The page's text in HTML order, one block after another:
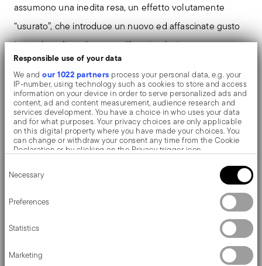
Responsible use of your data
We andour 1022 partners process your personal data, e.g. your
IP-number, using technology such as cookies to store and access
information on your device in order to serve personalized ads and
content, ad and content measurement, audience research and
services development. You have a choice in who uses your data
and for what purposes. Your privacy choices are only applicable
on this digital property where you have made your choices. You
can change or withdraw your consent any time from the Cookie
Declaration or by clicking on the Privacy trigger icon.
Collect information about your geographical location
Identify your device by actively scanning it for specific
characteristics (fingerprinting)
Find out more about how your personal data is processed and set
your preferences in the
We use cookies to personalise content and ads, to provide social
media features and to analyse our traffic. We also share
Selection
Necessary
Preferences
Statistics
Marketing
assumono una inedita resa, un effetto volutamente
“usurato”, che introduce un nuovo ed affascinate gusto
in tavola e di tendenza per l’interior design
contemporaneo.
Il coltello monoblocco viene realizzato come un unico
pezzo di acciaio. A differenza del coltello a manico
cavo, composto da due parti, qui non si notano
interruzioni tra il manico e lama e, impugnando queste
tipologie di coltelli, si percepisce una piacevole
Con la sua semplice raffinatezza, ancora oggi Baguette
porta in tavola l'eleganza della posateria tipica di inizio
900.